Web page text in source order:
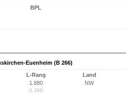
BPL
Euenheim (B 266)
L-Rang
1.880
(1.294)
Land
NW